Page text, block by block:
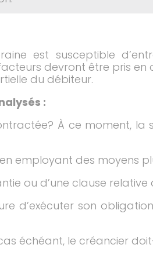
est susceptible
devront être pris
du débiteur.
:
À ce moment,
employant des moyens
ou d’une clause relative
d’exécuter son
échéant, le créancier